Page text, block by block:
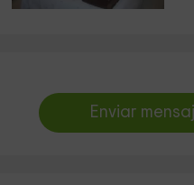
Enviar